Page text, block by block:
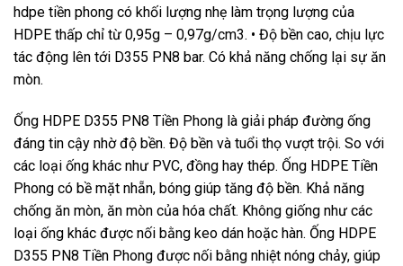
hdpe tiền phong có khối lượng nhẹ làm trọng lượng của
HDPE thấp chỉ từ 0,95g – 0,97g/cm3. • Độ bền cao, chịu lực
tác động lên tới D355 PN8 bar. Có khả năng chống lại sự ăn
mòn.
Ống HDPE D355 PN8 Tiền Phong là giải pháp đường ống
đáng tin cậy nhờ độ bền. Độ bền và tuổi thọ vượt trội. So với
các loại ống khác như PVC, đồng hay thép. Ống HDPE Tiền
Phong có bề mặt nhẵn, bóng giúp tăng độ bền. Khả năng
chống ăn mòn, ăn mòn của hóa chất. Không giống như các
loại ống khác được nối bằng keo dán hoặc hàn. Ống HDPE
D355 PN8 Tiền Phong được nối bằng nhiệt nóng chảy, giúp